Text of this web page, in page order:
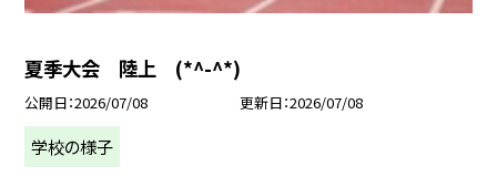
夏季大会 陸上 (*^-^*)
公開日 2026/07/08 更新日 2026/07/08
学校の様子